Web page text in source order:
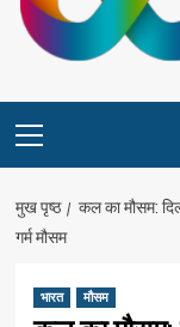
Menu
मुख पृष्ठ
कल का मौसम:
गर्म मौसम
भारत मौसम